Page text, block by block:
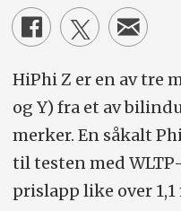
HiPhi Z er en av tre
og Y) fra et av
merker. En såkalt
til testen med
prislapp like over